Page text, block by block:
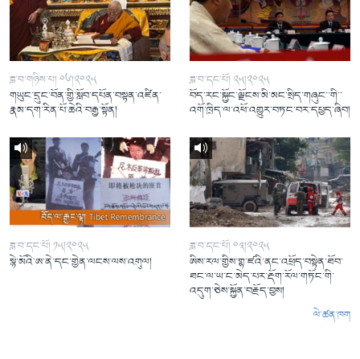
ཟླ་བ་གཉིས་པ། ༠༦།༢༠༢༥
གཡུང་དྲུང་བོན་གྱི་སློབ་དཔོན་བསྟན་འཛིན་
རྣམ་དག་རིན་པོ་ཆེའི་བརྒྱ་སྟོན།
ཟླ་བ་དང་པོ། ༢༥།༢༠༢༥
བོད་རང་སྐྱོང་ལྗོངས་མི་མང་སྲིད་གཞུང་་གི་་
འགོ་ཁྲིད་ལ་འཕོ་འགྱུར་བཏང་བར་དཔྱད་ཞིབ།
ཟླ་བ་དང་པོ། ༡༥།༢༠༢༥
སྙེ་མོའི་ཨ་ནེ་དང་གྱེན་ལངས་ལས་འགུལ།
ཟླ་བ་དང་པོ། ༠༣།༢༠༢༥
ཨིས་རལ་གྱིས་གྷ་ཛའི་ནང་འཕྲོད་བསྟེན་ཐོབ་
ཐང་ལ་ཡ་ང་མེད་པར་རྡོག་རོལ་གཏོང་གི་
འདུག་ཅེས་སྐྱོན་བརྗོད་བྱས།
ལེ་ཚན་ཁག